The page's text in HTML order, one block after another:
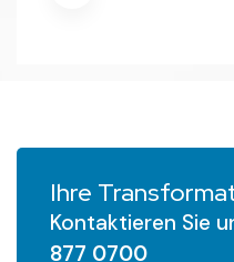
Ihre
Kontaktieren Sie
877 0700